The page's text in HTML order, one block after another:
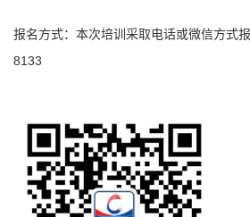
报名方式：本次培训采取电话或微信方式
8133